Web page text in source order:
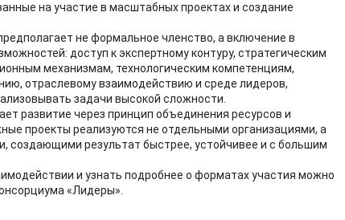
на участие в масштабных проектах и создание
не формальное членство, а включение в
доступ к экспертному контуру, стратегическим
механизмам, технологическим компетенциям,
отраслевому взаимодействию и среде лидеров,
задачи высокой сложности.
развитие через принцип объединения ресурсов и
проекты реализуются не отдельными организациями, а
создающими результат быстрее, устойчивее и с большим
и узнать подробнее о форматах участия можно
«Лидеры».